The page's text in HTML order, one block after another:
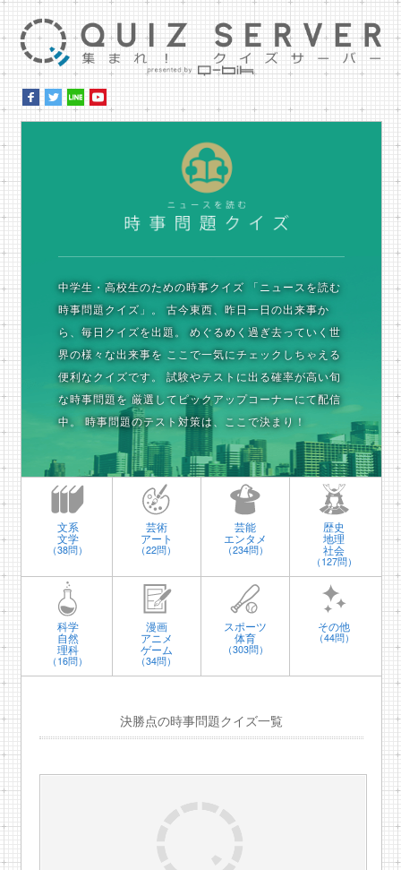
中学生・高校生のための時事クイズ 「ニュースを読む
時事問題クイズ」。
古今東西、昨日一日の出来事か
ら、毎日クイズを出題。
めぐるめく過ぎ去っていく世
界の様々な出来事を ここで一気にチェックしちゃえる
便利なクイズです。
試験やテストに出る確率が高い旬
な時事問題を 厳選してピックアップコーナーにて配信
中。
時事問題のテスト対策は、ここで決まり！
文系
文学
（38問）
芸術
アート
（22問）
芸能
エンタメ
（234問）
歴史
地理
社会
（127問）
科学
自然
理科
（16問）
漫画
アニメ
ゲーム
（34問）
スポーツ
体育
（303問）
その他
（44問）
決勝点の時事問題クイズ一覧